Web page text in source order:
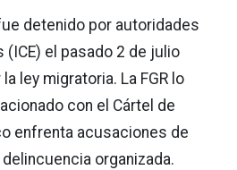
detenido por autoridades
(ICE) el pasado 2 de julio
ley migratoria. La FGR lo
con el Cártel de
enfrenta acusaciones de
organizada.